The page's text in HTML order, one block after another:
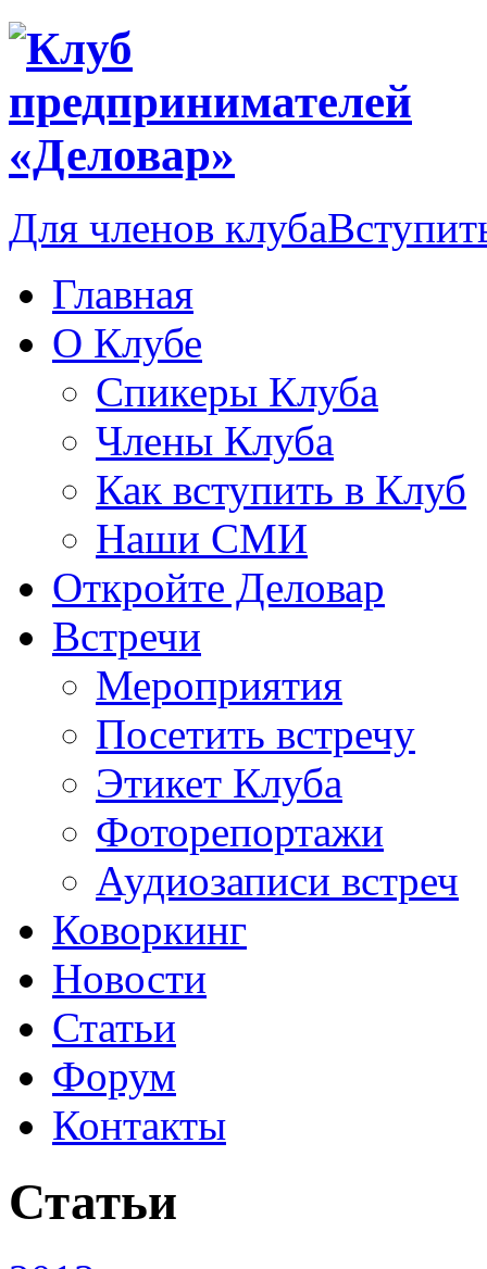
Для членов клуба
Главная
О Клубе
Спикеры Клуба
Члены Клуба
Как вступить в Клуб
Наши СМИ
Откройте Деловар
Встречи
Мероприятия
Посетить встречу
Этикет Клуба
Фоторепортажи
Аудиозаписи встреч
Коворкинг
Новости
Статьи
Форум
Контакты
Статьи